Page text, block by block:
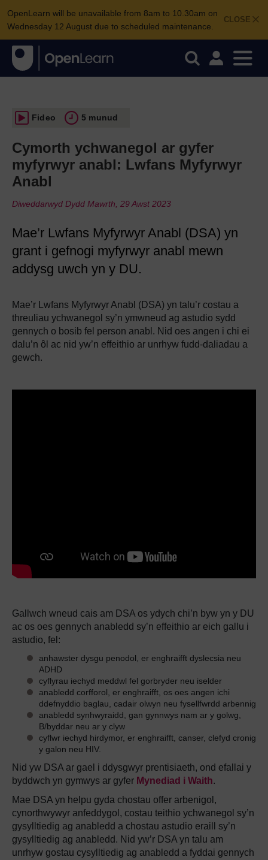
CLOSE
OpenLearn will be unavailable from 8am to 10.30am on
Wednesday 12 August due to scheduled maintenance.
Fideo 5 munud
Cymorth ychwanegol ar gyfer
myfyrwyr anabl: Lwfans Myfyrwyr
Anabl
Diweddarwyd Dydd Mawrth, 29 Awst 2023
Mae’r Lwfans Myfyrwyr Anabl (DSA) yn
grant i gefnogi myfyrwyr anabl mewn
addysg uwch yn y DU.
Mae’r Lwfans Myfyrwyr Anabl (DSA) yn talu’r costau a
threuliau ychwanegol sy’n ymwneud ag astudio sydd
gennych o bosib fel person anabl. Nid oes angen i chi ei
dalu’n ôl ac nid yw’n effeithio ar unrhyw fudd-daliadau a
gewch.
Gallwch wneud cais am DSA os ydych chi’n byw yn y DU
ac os oes gennych anabledd sy’n effeithio ar eich gallu i
astudio, fel:
anhawster dysgu penodol, er enghraifft dyslecsia neu
ADHD
cyflyrau iechyd meddwl fel gorbryder neu iselder
anabledd corfforol, er enghraifft, os oes angen ichi
ddefnyddio baglau, cadair olwyn neu fysellfwrdd arbennig
anabledd synhwyraidd, gan gynnwys nam ar y golwg,
B/byddar neu ar y clyw
cyflwr iechyd hirdymor, er enghraifft, canser, clefyd cronig
y galon neu HIV.
Nid yw DSA ar gael i ddysgwyr prentisiaeth, ond efallai y
byddwch yn gymwys ar gyfer Mynediad i Waith.
Mae DSA yn helpu gyda chostau offer arbenigol,
cynorthwywyr anfeddygol, costau teithio ychwanegol sy’n
gysylltiedig ag anabledd a chostau astudio eraill sy’n
gysylltiedig ag anabledd. Nid yw’r DSA yn talu am
unrhyw gostau cysylltiedig ag anabledd a fyddai gennych